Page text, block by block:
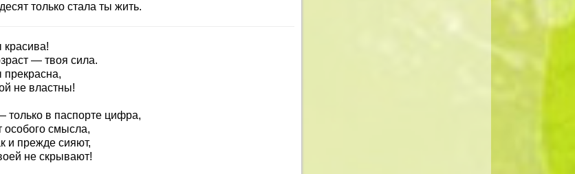
только стала ты жить.
красива!
— твоя сила.
прекрасна,
не властны!
только в паспорте цифра,
особого смысла,
и прежде сияют,
не скрывают!